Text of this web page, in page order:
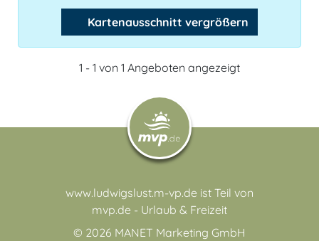
Kartenausschnitt vergrößern
1 - 1 von 1 Angeboten angezeigt
www.ludwigslust.m-vp.de ist Teil von
mvp.de - Urlaub & Freizeit
© 2026 MANET Marketing GmbH